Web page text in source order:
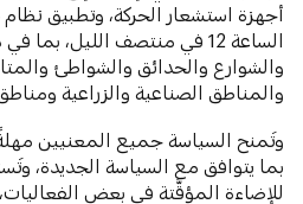
أجهزة استشعار الحركة، وتطبيق
الساعة 12 في منتصف الليل، بما
والشوارع والحدائق والشواطئ
والمناطق الصناعية والزراعية
وتَمنح السياسة جميع المعنيين
بما يتوافق مع السياسة الجديدة،
للإضاءة المؤقَّتة في بعض